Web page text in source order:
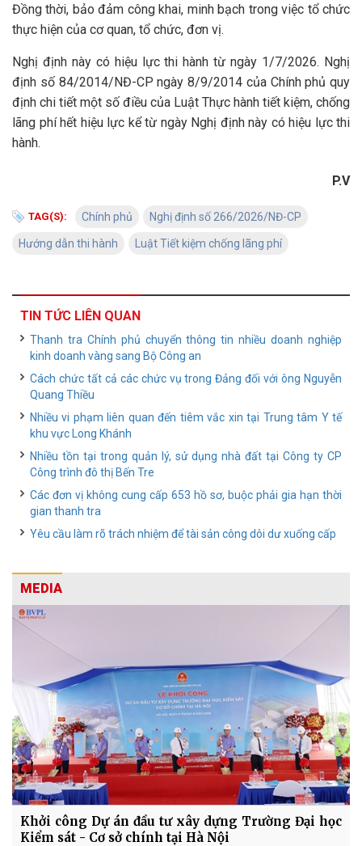
Đồng thời, bảo đảm công khai, minh bạch trong việc tổ chức
thực hiện của cơ quan, tổ chức, đơn vị.
Nghị định này có hiệu lực thi hành từ ngày 1/7/2026. Nghị
định số 84/2014/NĐ-CP ngày 8/9/2014 của Chính phủ quy
định chi tiết một số điều của Luật Thực hành tiết kiệm, chống
lãng phí hết hiệu lực kể từ ngày Nghị định này có hiệu lực thi
hành.
P.V
TAG(S): Chính phủ Nghị định số 266/2026/NĐ-CP
Hướng dẫn thi hành Luật Tiết kiệm chống lãng phí
TIN TỨC LIÊN QUAN
Thanh tra Chính phủ chuyển thông tin nhiều doanh nghiệp
kinh doanh vàng sang Bộ Công an
Cách chức tất cả các chức vụ trong Đảng đối với ông Nguyễn
Quang Thiều
Nhiều vi phạm liên quan đến tiêm vắc xin tại Trung tâm Y tế
khu vực Long Khánh
Nhiều tồn tại trong quản lý, sử dụng nhà đất tại Công ty CP
Công trình đô thị Bến Tre
Các đơn vị không cung cấp 653 hồ sơ, buộc phải gia hạn thời
gian thanh tra
Yêu cầu làm rõ trách nhiệm để tài sản công dôi dư xuống cấp
MEDIA
Khởi công Dự án đầu tư xây dựng Trường Đại học
Kiểm sát - Cơ sở chính tại Hà Nội